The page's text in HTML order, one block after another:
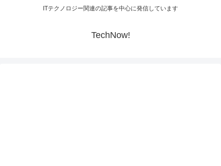
ITテクノロジー関連の記事を中心に発信しています
TechNow!